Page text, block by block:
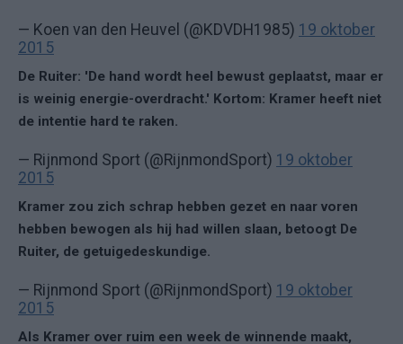
— Koen van den Heuvel (@KDVDH1985) 19 oktober
2015
De Ruiter: 'De hand wordt heel bewust geplaatst, maar er
is weinig energie-overdracht.' Kortom: Kramer heeft niet
de intentie hard te raken.
— Rijnmond Sport (@RijnmondSport) 19 oktober
2015
Kramer zou zich schrap hebben gezet en naar voren
hebben bewogen als hij had willen slaan, betoogt De
Ruiter, de getuigedeskundige.
— Rijnmond Sport (@RijnmondSport) 19 oktober
2015
Als Kramer over ruim een week de winnende maakt,